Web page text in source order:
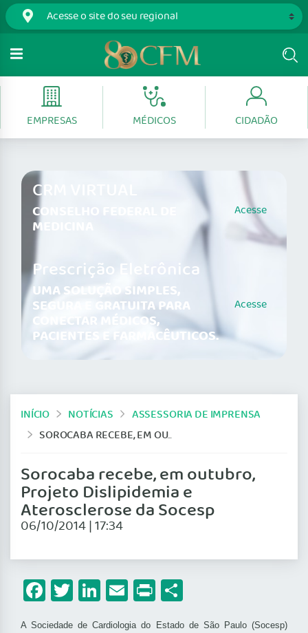
EMPRESAS MÉDICOS CIDADÃO
CRM VIRTUAL
CONSELHO FEDERAL DE
MEDICINA
Acesse
Prescrição Eletrônica
UMA SOLUÇÃO SIMPLES,
SEGURA E GRATUITA PARA
CONECTAR MÉDICOS,
PACIENTES E FARMACÊUTICOS.
Acesse
INÍCIO NOTÍCIAS
ASSESSORIA DE IMPRENSA
SOROCABA RECEBE, EM OUTUBRO, PROJETO DISLIPIDEMIA E ATEROSCLEROSE DA SOCESP
Sorocaba recebe, em outubro,
Projeto Dislipidemia e
Aterosclerose da Socesp
06/10/2014 | 17:34
Facebook
Twitter
LinkedIn
Email
Print
A Sociedade de Cardiologia do Estado de São Paulo (Socesp)